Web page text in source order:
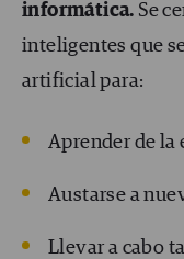
informática. Se
inteligentes que
artificial para:
Aprender de la
Austarse a
Llevar a cabo